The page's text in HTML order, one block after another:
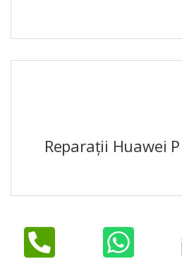
Reparații Huawei